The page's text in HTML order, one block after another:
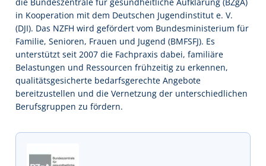
in Kooperation mit dem Deutschen Jugendinstitut e. V.
(DJI). Das NZFH wird gefördert vom Bundesministerium für
Familie, Senioren, Frauen und Jugend (BMFSFJ). Es
unterstützt seit 2007 die Fachpraxis dabei, familiäre
Belastungen und Ressourcen frühzeitig zu erkennen,
qualitätsgesicherte bedarfsgerechte Angebote
bereitzustellen und die Vernetzung der unterschiedlichen
Berufsgruppen zu fördern.